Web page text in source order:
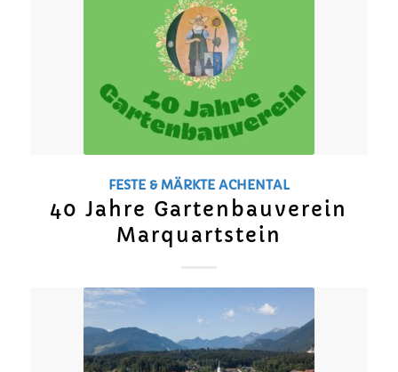
FESTE & MÄRKTE ACHENTAL
40 Jahre Gartenbauverein
Marquartstein